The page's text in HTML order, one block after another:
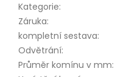
Kategorie:
Záruka:
kompletní sestava:
Odvětrání:
Průměr komínu v mm: